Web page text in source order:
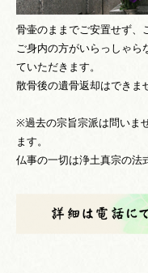
骨壷のままでご安置せず、
ご身内の方がいらっしゃら
ていただきます。
散骨後の遺骨返却はできま
※過去の宗旨宗派は問いま
ます。
仏事の一切は浄土真宗の法